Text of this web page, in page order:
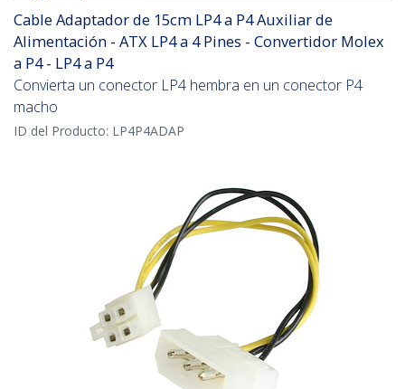
Cable Adaptador de 15cm LP4 a P4 Auxiliar de
Alimentación - ATX LP4 a 4 Pines - Convertidor Molex
a P4 - LP4 a P4
Convierta un conector LP4 hembra en un conector P4
macho
ID del Producto: LP4P4ADAP